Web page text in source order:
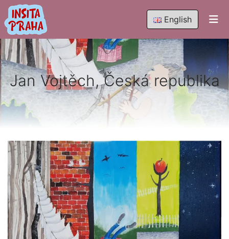
English
Jan Vojtěch, Česká republika